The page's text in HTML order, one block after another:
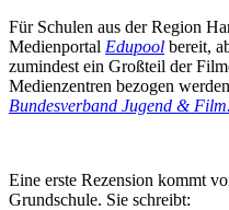
Für Schulen aus der Region
Medienportal Edupool bereit,
zumindest ein Großteil der
Medienzentren bezogen
Bundesverband Jugend & Film.
Eine erste Rezension kommt
Grundschule. Sie schreibt: